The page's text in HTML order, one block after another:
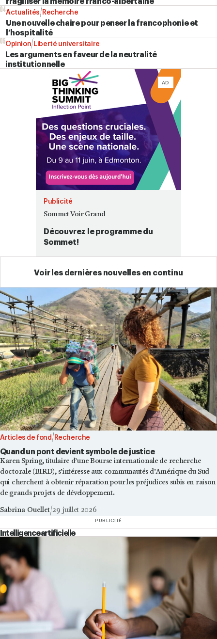
04Actualités Recherche
Une nouvelle chaire pour penser la francophonie et
l’hospitalité
05Opinion Liberté universitaire
Les arguments en faveur de la neutralité
institutionnelle
AD
Publicité
Sommet Voir Grand
Découvrez le programme du
Sommet!
Voir les dernières nouvelles en continu
Articles de fond Recherche
Quand un pont devient symbole de justice
Karen Spring, titulaire d’une Bourse internationale de recherche
doctorale (BIRD), s’intéresse aux communautés d’Amérique du Sud
qui cherchent à obtenir réparation pour les préjudices subis en raison
de grands projets de développement.
Sabrina Ouellet 29 juillet 2026
PUBLICITÉ
Intelligence artificielle